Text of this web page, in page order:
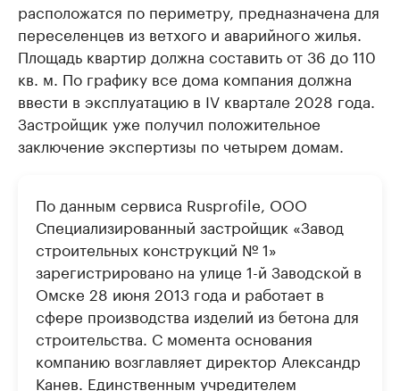
расположатся по периметру, предназначена для
переселенцев из ветхого и аварийного жилья.
Площадь квартир должна составить от 36 до 110
кв. м. По графику все дома компания должна
ввести в эксплуатацию в IV квартале 2028 года.
Застройщик уже получил положительное
заключение экспертизы по четырем домам.
По данным сервиса Rusprofile, ООО
Специализированный застройщик «Завод
строительных конструкций № 1»
зарегистрировано на улице 1-й Заводской в
Омске 28 июня 2013 года и работает в
сфере производства изделий из бетона для
строительства. С момента основания
компанию возглавляет директор Александр
Канев. Единственным учредителем